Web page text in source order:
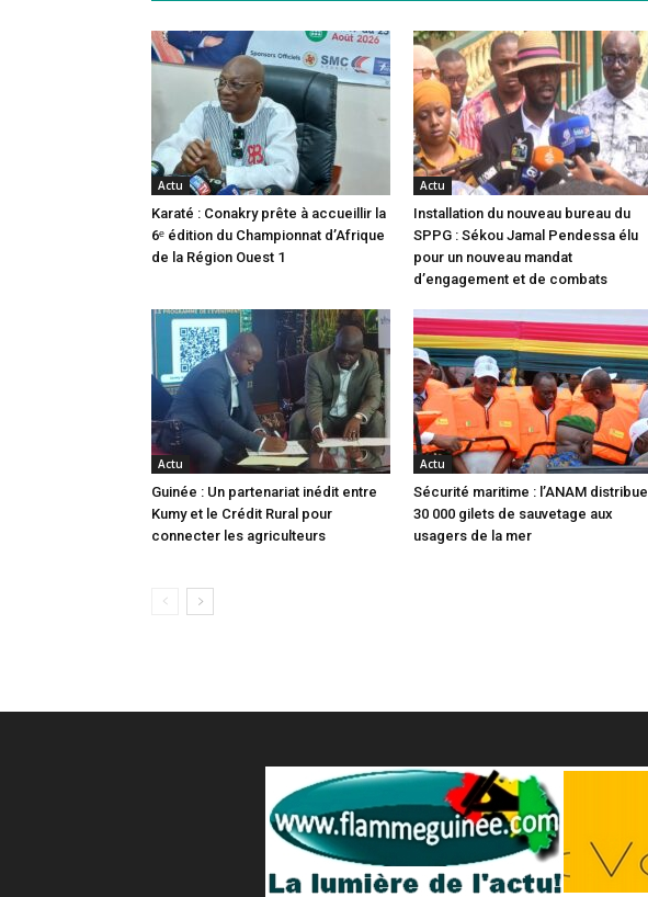
Actu
Karaté : Conakry prête à accueillir la
6ᵉ édition du Championnat d’Afrique
de la Région Ouest 1
Actu
Installation du nouveau bureau du
SPPG : Sékou Jamal Pendessa élu
pour un nouveau mandat
d’engagement et de combats
Actu
Guinée : Un partenariat inédit entre
Kumy et le Crédit Rural pour
connecter les agriculteurs
Actu
Sécurité maritime : l’ANAM distribue
30 000 gilets de sauvetage aux
usagers de la mer